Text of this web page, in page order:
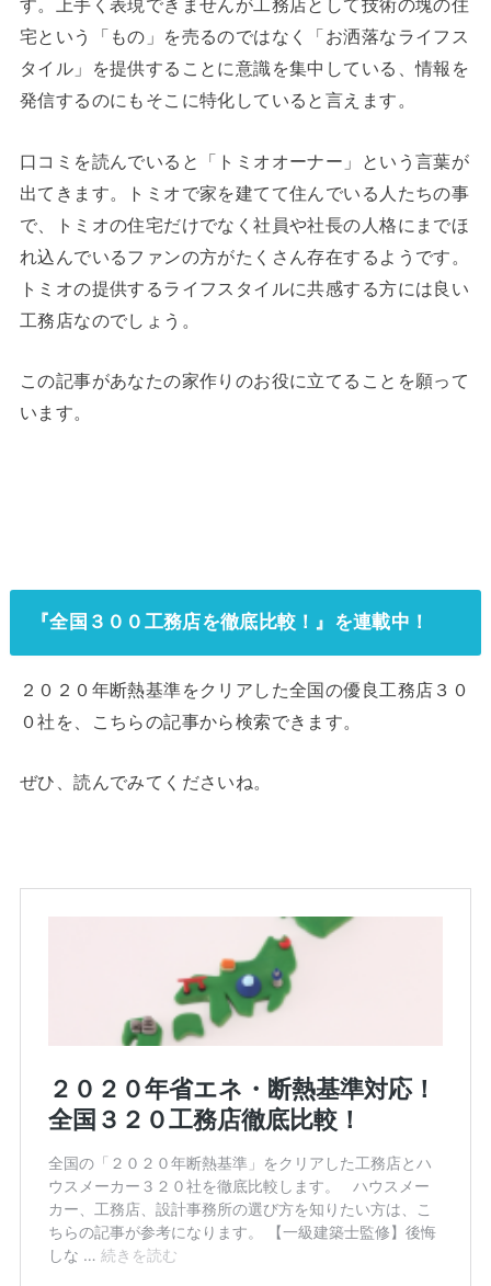
す。上手く表現できませんが工務店として技術の塊の住
宅という「もの」を売るのではなく「お洒落なライフス
タイル」を提供することに意識を集中している、情報を
発信するのにもそこに特化していると言えます。
口コミを読んでいると「トミオオーナー」という言葉が
出てきます。トミオで家を建てて住んでいる人たちの事
で、トミオの住宅だけでなく社員や社長の人格にまでほ
れ込んでいるファンの方がたくさん存在するようです。
トミオの提供するライフスタイルに共感する方には良い
工務店なのでしょう。
この記事があなたの家作りのお役に立てることを願って
います。
『全国３００工務店を徹底比較！』を連載中！
２０２０年断熱基準をクリアした全国の優良工務店３０
０社を、こちらの記事から検索できます。
ぜひ、読んでみてくださいね。